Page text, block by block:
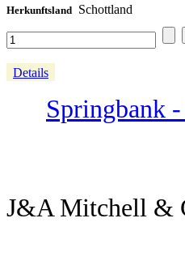
Herkunftsland Schottland
Details
Springbank
J&A Mitchell &